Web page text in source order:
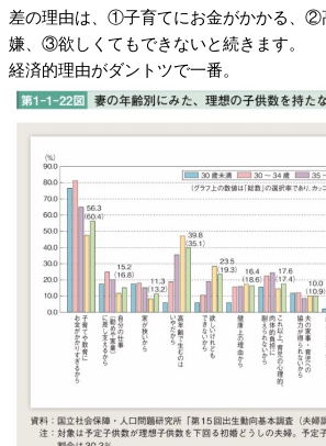
差の理由は、①子育てにお金がかかる、②
嫌、③欲しくてもできないと続きます。
経済的理由がダントツで一番。